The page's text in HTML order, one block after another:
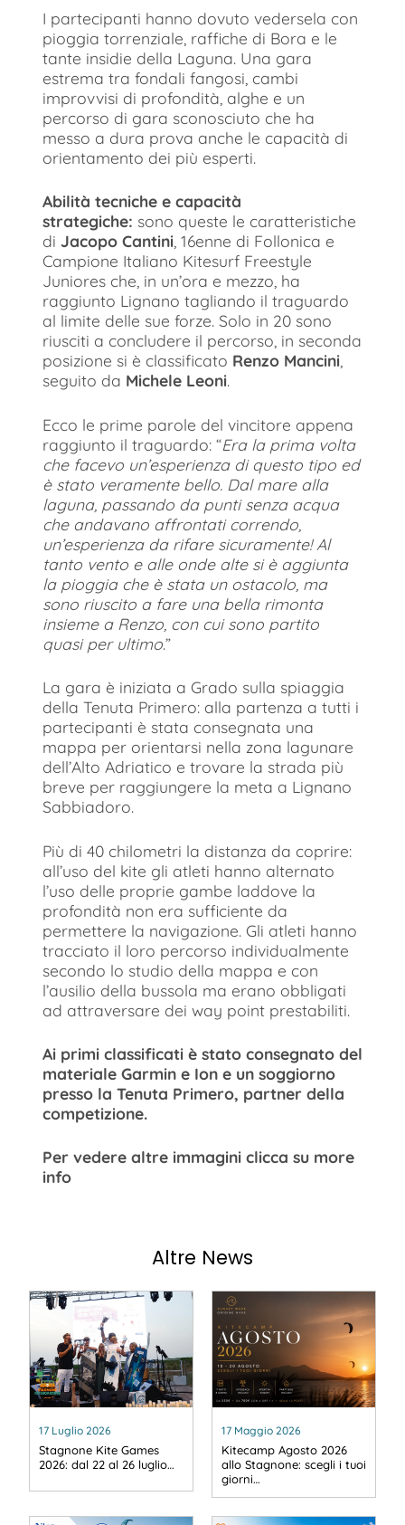
I partecipanti hanno dovuto vedersela con
pioggia torrenziale, raffiche di Bora e le
tante insidie della Laguna. Una gara
estrema tra fondali fangosi, cambi
improvvisi di profondità, alghe e un
percorso di gara sconosciuto che ha
messo a dura prova anche le capacità di
orientamento dei più esperti.
Abilità tecniche e capacità
strategiche: sono queste le caratteristiche
di Jacopo Cantini, 16enne di Follonica e
Campione Italiano Kitesurf Freestyle
Juniores che, in un’ora e mezzo, ha
raggiunto Lignano tagliando il traguardo
al limite delle sue forze. Solo in 20 sono
riusciti a concludere il percorso, in seconda
posizione si è classificato Renzo Mancini,
seguito da Michele Leoni.
Ecco le prime parole del vincitore appena
raggiunto il traguardo: “Era la prima volta
che facevo un’esperienza di questo tipo ed
è stato veramente bello. Dal mare alla
laguna, passando da punti senza acqua
che andavano affrontati correndo,
un’esperienza da rifare sicuramente! Al
tanto vento e alle onde alte si è aggiunta
la pioggia che è stata un ostacolo, ma
sono riuscito a fare una bella rimonta
insieme a Renzo, con cui sono partito
quasi per ultimo.”
La gara è iniziata a Grado sulla spiaggia
della Tenuta Primero: alla partenza a tutti i
partecipanti è stata consegnata una
mappa per orientarsi nella zona lagunare
dell’Alto Adriatico e trovare la strada più
breve per raggiungere la meta a Lignano
Sabbiadoro.
Più di 40 chilometri la distanza da coprire:
all’uso del kite gli atleti hanno alternato
l’uso delle proprie gambe laddove la
profondità non era sufficiente da
permettere la navigazione. Gli atleti hanno
tracciato il loro percorso individualmente
secondo lo studio della mappa e con
l’ausilio della bussola ma erano obbligati
ad attraversare dei way point prestabiliti.
Ai primi classificati è stato consegnato del
materiale Garmin e Ion e un soggiorno
presso la Tenuta Primero, partner della
competizione.
Per vedere altre immagini clicca su more
info
Altre News
17 Luglio 2026
Stagnone Kite Games
2026: dal 22 al 26 luglio…
17 Maggio 2026
Kitecamp Agosto 2026
allo Stagnone: scegli i tuoi
giorni…